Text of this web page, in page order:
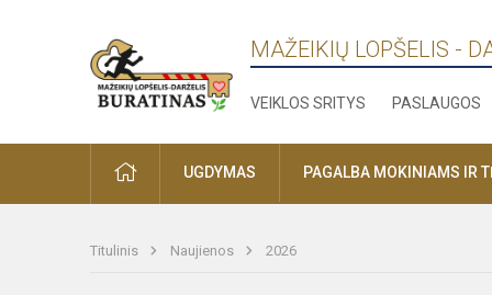
MAŽEIKIŲ LOPŠELIS -
VEIKLOS SRITYS PASLAUGOS
PRADŽIAUGDYMAS PAGALBA MOKINIAMS IR
Titulinis Naujienos 2026